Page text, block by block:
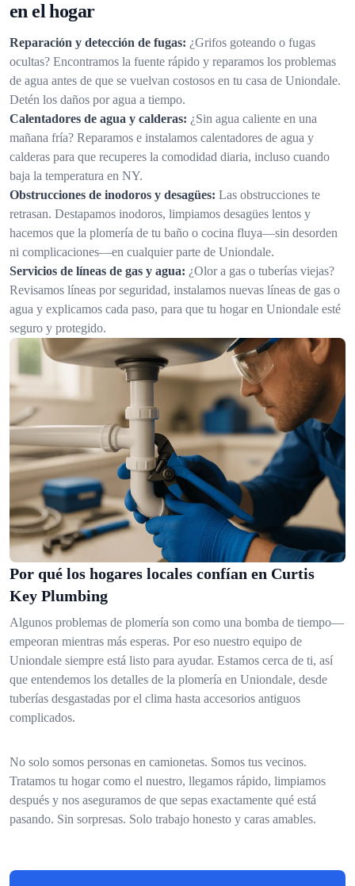
en el hogar
Reparación y detección de fugas: ¿Grifos goteando o fugas
ocultas? Encontramos la fuente rápido y reparamos los problemas
de agua antes de que se vuelvan costosos en tu casa de Uniondale.
Detén los daños por agua a tiempo.
Calentadores de agua y calderas: ¿Sin agua caliente en una
mañana fría? Reparamos e instalamos calentadores de agua y
calderas para que recuperes la comodidad diaria, incluso cuando
baja la temperatura en NY.
Obstrucciones de inodoros y desagües: Las obstrucciones te
retrasan. Destapamos inodoros, limpiamos desagües lentos y
hacemos que la plomería de tu baño o cocina fluya—sin desorden
ni complicaciones—en cualquier parte de Uniondale.
Servicios de líneas de gas y agua: ¿Olor a gas o tuberías viejas?
Revisamos líneas por seguridad, instalamos nuevas líneas de gas o
agua y explicamos cada paso, para que tu hogar en Uniondale esté
seguro y protegido.
Por qué los hogares locales confían en Curtis
Key Plumbing
Algunos problemas de plomería son como una bomba de tiempo—
empeoran mientras más esperas. Por eso nuestro equipo de
Uniondale siempre está listo para ayudar. Estamos cerca de ti, así
que entendemos los detalles de la plomería en Uniondale, desde
tuberías desgastadas por el clima hasta accesorios antiguos
complicados.
No solo somos personas en camionetas. Somos tus vecinos.
Tratamos tu hogar como el nuestro, llegamos rápido, limpiamos
después y nos aseguramos de que sepas exactamente qué está
pasando. Sin sorpresas. Solo trabajo honesto y caras amables.